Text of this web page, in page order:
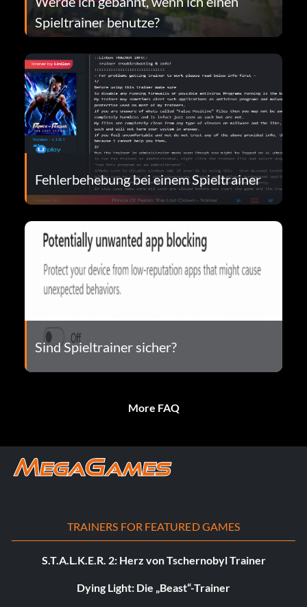
Spieltrainer benutze?
Fehlerbehebung bei einem Spieltrainer
Sind Spieltrainer sicher?
More FAQ
TRAINERS FOR FEATURED GAMES
S.T.A.L.K.E.R. 2: Herz von Tschernobyl Trainer
Dying Light: Die „Beast“-Trainer